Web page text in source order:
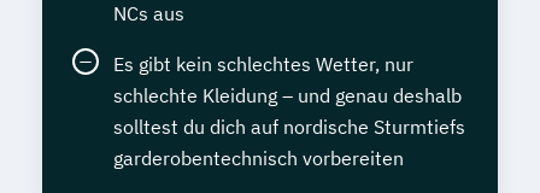
NCs aus
Es gibt kein schlechtes Wetter, nur
schlechte Kleidung – und genau deshalb
solltest du dich auf nordische Sturmtiefs
garderobentechnisch vorbereiten